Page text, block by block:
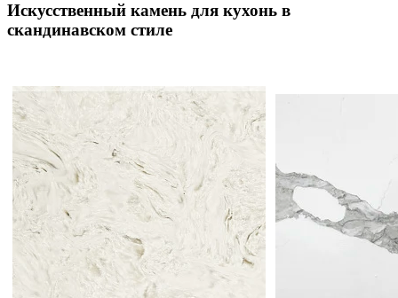
Искусственный камень для кухонь в
скандинавском стиле